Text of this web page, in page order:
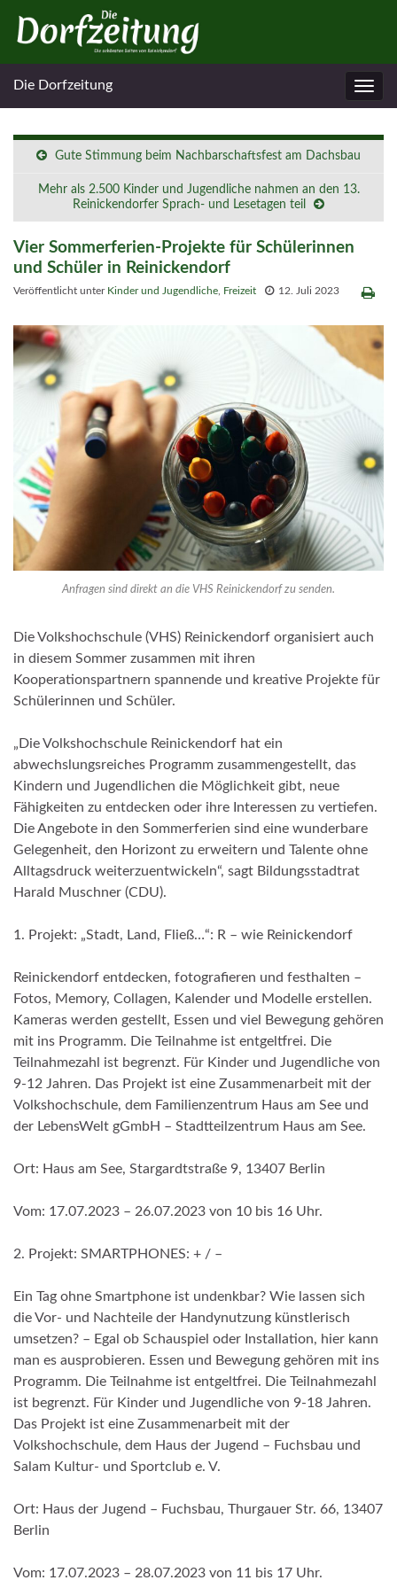
Die Dorfzeitung
Gute Stimmung beim Nachbarschaftsfest am Dachsbau
Mehr als 2.500 Kinder und Jugendliche nahmen an den 13.
Reinickendorfer Sprach- und Lesetagen teil
Vier Sommerferien-Projekte für Schülerinnen
und Schüler in Reinickendorf
Veröffentlicht unter Kinder und Jugendliche Freizeit 12. Juli 2023
Anfragen sind direkt an die VHS Reinickendorf zu senden.
Die Volkshochschule (VHS) Reinickendorf organisiert auch
in diesem Sommer zusammen mit ihren
Kooperationspartnern spannende und kreative Projekte für
Schülerinnen und Schüler.
„Die Volkshochschule Reinickendorf hat ein
abwechslungsreiches Programm zusammengestellt, das
Kindern und Jugendlichen die Möglichkeit gibt, neue
Fähigkeiten zu entdecken oder ihre Interessen zu vertiefen.
Die Angebote in den Sommerferien sind eine wunderbare
Gelegenheit, den Horizont zu erweitern und Talente ohne
Alltagsdruck weiterzuentwickeln“, sagt Bildungsstadtrat
Harald Muschner (CDU).
1. Projekt: „Stadt, Land, Fließ…“: R – wie Reinickendorf
Reinickendorf entdecken, fotografieren und festhalten –
Fotos, Memory, Collagen, Kalender und Modelle erstellen.
Kameras werden gestellt, Essen und viel Bewegung gehören
mit ins Programm. Die Teilnahme ist entgeltfrei. Die
Teilnahmezahl ist begrenzt. Für Kinder und Jugendliche von
9-12 Jahren. Das Projekt ist eine Zusammenarbeit mit der
Volkshochschule, dem Familienzentrum Haus am See und
der LebensWelt gGmbH – Stadtteilzentrum Haus am See.
Ort: Haus am See, Stargardtstraße 9, 13407 Berlin
Vom: 17.07.2023 – 26.07.2023 von 10 bis 16 Uhr.
2. Projekt: SMARTPHONES: + / –
Ein Tag ohne Smartphone ist undenkbar? Wie lassen sich
die Vor- und Nachteile der Handynutzung künstlerisch
umsetzen? – Egal ob Schauspiel oder Installation, hier kann
man es ausprobieren. Essen und Bewegung gehören mit ins
Programm. Die Teilnahme ist entgeltfrei. Die Teilnahmezahl
ist begrenzt. Für Kinder und Jugendliche von 9-18 Jahren.
Das Projekt ist eine Zusammenarbeit mit der
Volkshochschule, dem Haus der Jugend – Fuchsbau und
Salam Kultur- und Sportclub e. V.
Ort: Haus der Jugend – Fuchsbau, Thurgauer Str. 66, 13407
Berlin
Vom: 17.07.2023 – 28.07.2023 von 11 bis 17 Uhr.